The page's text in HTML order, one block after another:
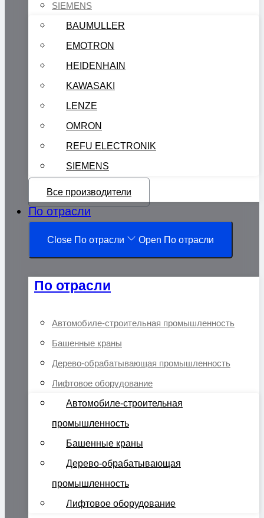
SIEMENS
BAUMULLER
EMOTRON
HEIDENHAIN
KAWASAKI
LENZE
OMRON
REFU ELECTRONIK
SIEMENS
Все производители
По отрасли
Close По отрасли Open По отрасли
По отрасли
Автомобиле-строительная промышленность
Башенные краны
Дерево-обрабатывающая промышленность
Лифтовое оборудование
Автомобиле-строительная
промышленность
Башенные краны
Дерево-обрабатывающая
промышленность
Лифтовое оборудование